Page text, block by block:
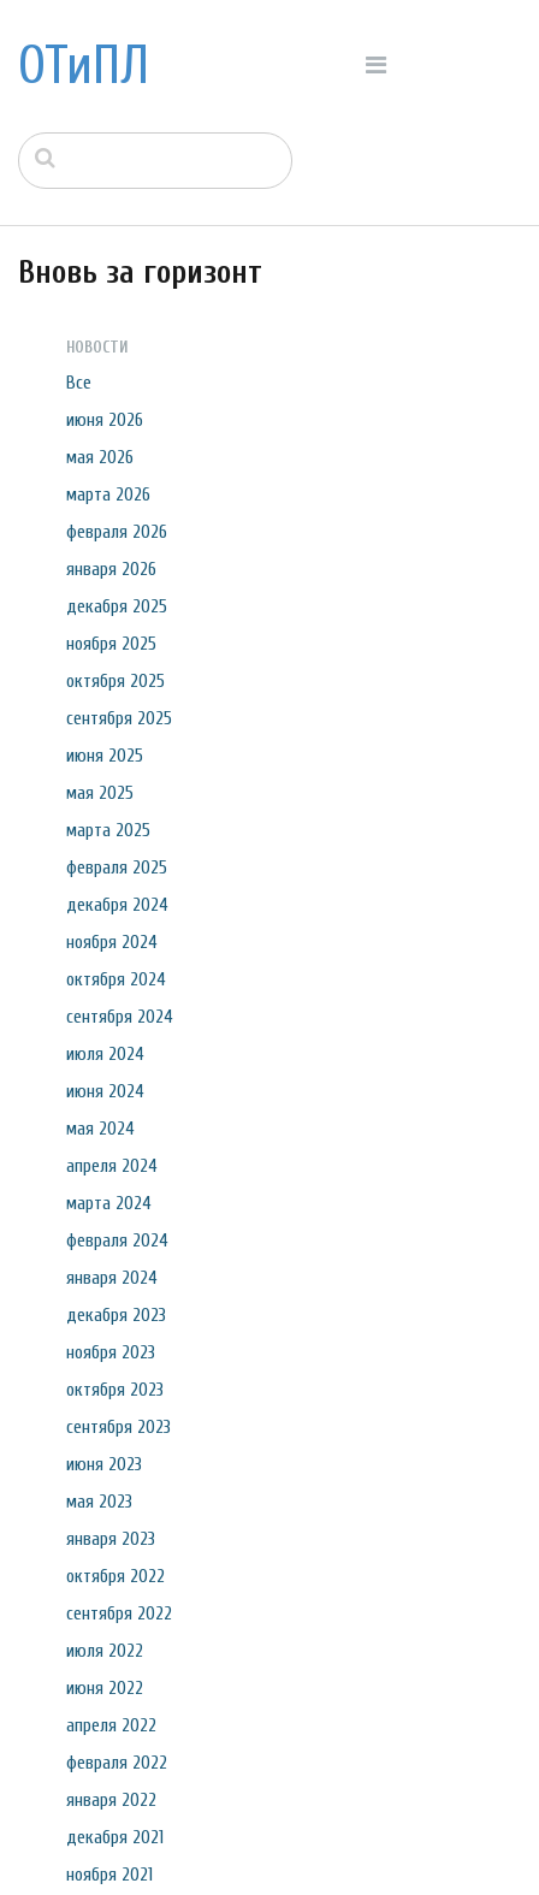
ОТиПЛ
Вновь за горизонт
НОВОСТИ
Все
июня 2026
мая 2026
марта 2026
февраля 2026
января 2026
декабря 2025
ноября 2025
октября 2025
сентября 2025
июня 2025
мая 2025
марта 2025
февраля 2025
декабря 2024
ноября 2024
октября 2024
сентября 2024
июля 2024
июня 2024
мая 2024
апреля 2024
марта 2024
февраля 2024
января 2024
декабря 2023
ноября 2023
октября 2023
сентября 2023
июня 2023
мая 2023
января 2023
октября 2022
сентября 2022
июля 2022
июня 2022
апреля 2022
февраля 2022
января 2022
декабря 2021
ноября 2021